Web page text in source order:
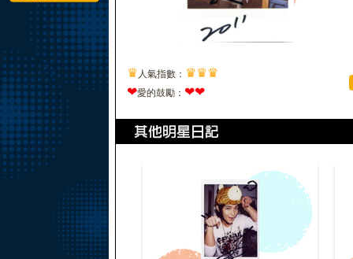
♛ 人氣指數： ♛♛♛
❤愛的鼓勵： ❤❤